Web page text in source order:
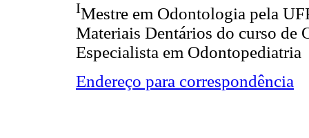
IMestre em Odontologia pela
Materiais Dentários do curso
Especialista em Odontopediatria
Endereço para correspondência